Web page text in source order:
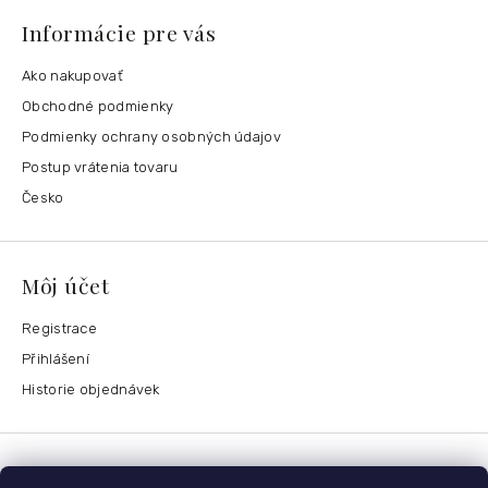
Informácie pre vás
Ako nakupovať
Obchodné podmienky
Podmienky ochrany osobných údajov
Postup vrátenia tovaru
Česko
Môj účet
Registrace
Přihlášení
Historie objednávek